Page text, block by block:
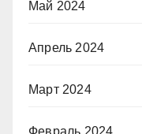
Май 2024
Апрель 2024
Март 2024
Февраль 2024